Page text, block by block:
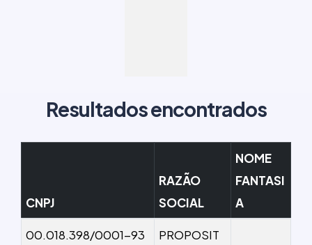
Resultados encontrados
CNPJ
RAZÃO
SOCIAL
NOME
FANTASI
A
00.018.398/0001-93
PROPOSIT